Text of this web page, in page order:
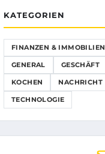
KATEGORIEN
FINANZEN & IMMOBILIEN
GENERAL GESCHÄFT
KOCHEN NACHRICHT
TECHNOLOGIE